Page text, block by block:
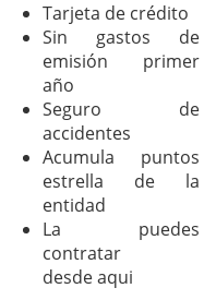
Tarjeta de crédito
Sin gastos de
emisión primer
año
Seguro de
accidentes
Acumula puntos
estrella de la
entidad
La puedes
contratar
desde aqui